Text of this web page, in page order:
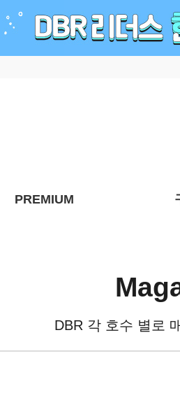
PREMIUM
DBR 각 호수 별로